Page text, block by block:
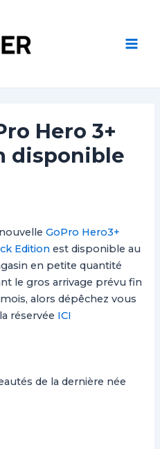
Hero 3+
disponible
GoPro Hero3+
Editionest disponible au
en petite quantité
le gros arrivage prévu fin
alors dépêchez vous
réservée ICI
de la dernière née